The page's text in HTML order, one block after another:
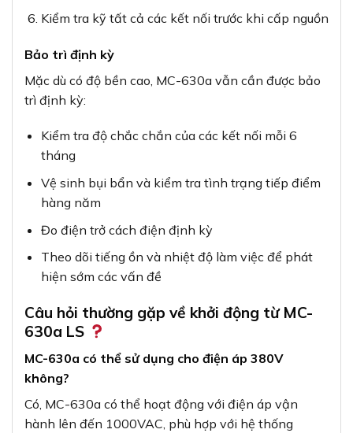
Kiểm tra kỹ tất cả các kết nối trước khi cấp nguồn
Bảo trì định kỳ
Mặc dù có độ bền cao, MC-630a vẫn cần được bảo
trì định kỳ:
Kiểm tra độ chắc chắn của các kết nối mỗi 6
tháng
Vệ sinh bụi bẩn và kiểm tra tình trạng tiếp điểm
hàng năm
Đo điện trở cách điện định kỳ
Theo dõi tiếng ồn và nhiệt độ làm việc để phát
hiện sớm các vấn đề
Câu hỏi thường gặp về khởi động từ MC-
630a LS
MC-630a có thể sử dụng cho điện áp 380V
không?
Có, MC-630a có thể hoạt động với điện áp vận
hành lên đến 1000VAC, phù hợp với hệ thống